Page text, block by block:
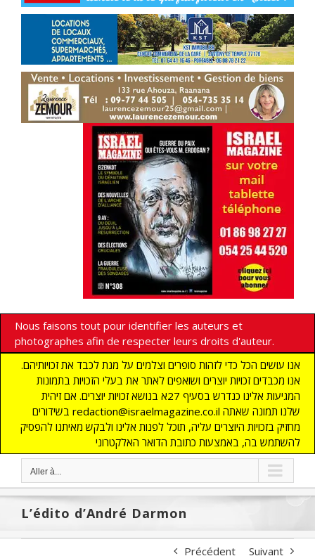
Nous faisons tout pour identifier les auteurs et
photographes afin de respecter leurs droits d'auteur.
אנו עושים הכל כדי לזהות סופרים וצלמים על מנת לכבד את זכויותיהם.
אנו מכבדים זכויות יוצרים ושואפים לאתר את בעלי הזכויות בתמונות
המגיעות אלינו כנדרש בסעיף 27א בנושא זכויות יוצרים. אם זיהית
בשידורים redaction@israelmagazine.co.il שלנו תמונה שאתה
מחזיק בזכויות היוצרים עליה, תוכל לפנות אלינו ולבקש מאיתנו להפסיק
להשתמש בה, באמצעות כתובת הדואר האלקטרוני
Aller à...
L’édito d’André Darmon
Précédent Suivant